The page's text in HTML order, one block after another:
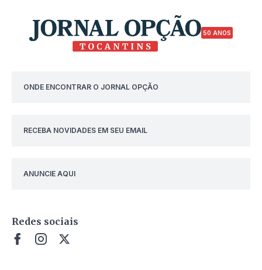
50 ANOS
ONDE ENCONTRAR O JORNAL OPÇÃO
RECEBA NOVIDADES EM SEU EMAIL
ANUNCIE AQUI
Redes sociais